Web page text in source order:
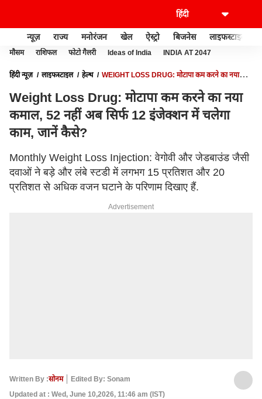
न्यूज़ राज्य मनोरंजन खेल ऐस्ट्रो बिजनेस लाइफस्टाइल
मौसम राशिफल फोटो गैलरी Ideas of India INDIA AT 2047
हिंदी न्यूज़ लाइफस्टाइल हेल्थ
WEIGHT LOSS DRUG: मोटापा कम करने का नया
Weight Loss Drug: मोटापा कम करने का नया
कमाल, 52 नहीं अब सिर्फ 12 इंजेक्शन में चलेगा
काम, जानें कैसे?
Monthly Weight Loss Injection: वेगोवी और जेडबाउंड जैसी
दवाओं ने बड़े और लंबे स्टडी में लगभग 15 प्रतिशत और 20
प्रतिशत से अधिक वजन घटाने के परिणाम दिखाए हैं.
Advertisement
Written By :सोनम
Edited By: Sonam
Updated at : Wed, June 10,2026, 11:46 am (IST)